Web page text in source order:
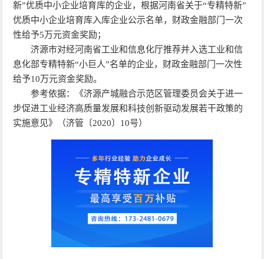
新”优质中小企业培育库的企业，根据河南省关于“专精特新”
优质中小企业培育库入库企业公示名单，财政金融部门一次
性给予5万元资金奖励；
济源市对经河南省工业和信息化厅推荐并入选工业和信
息化部专精特新“小巨人”名单的企业，财政金融部门一次性
给予10万元资金奖励。
参考依据：《济源产城融合示范区管理委员会关于进一
步促进工业经济高质量发展和科技创新驱动发展若干政策的
实施意见》（济管〔2020〕10号）